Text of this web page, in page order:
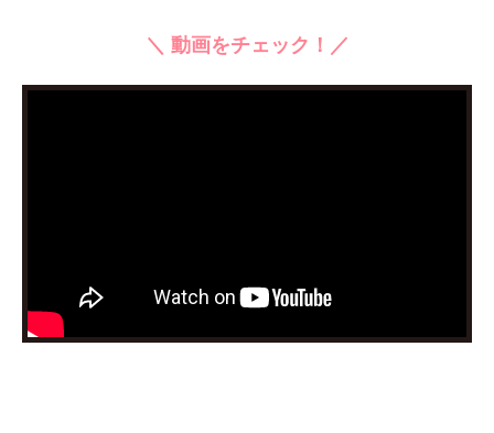
＼ 動画をチェック！／